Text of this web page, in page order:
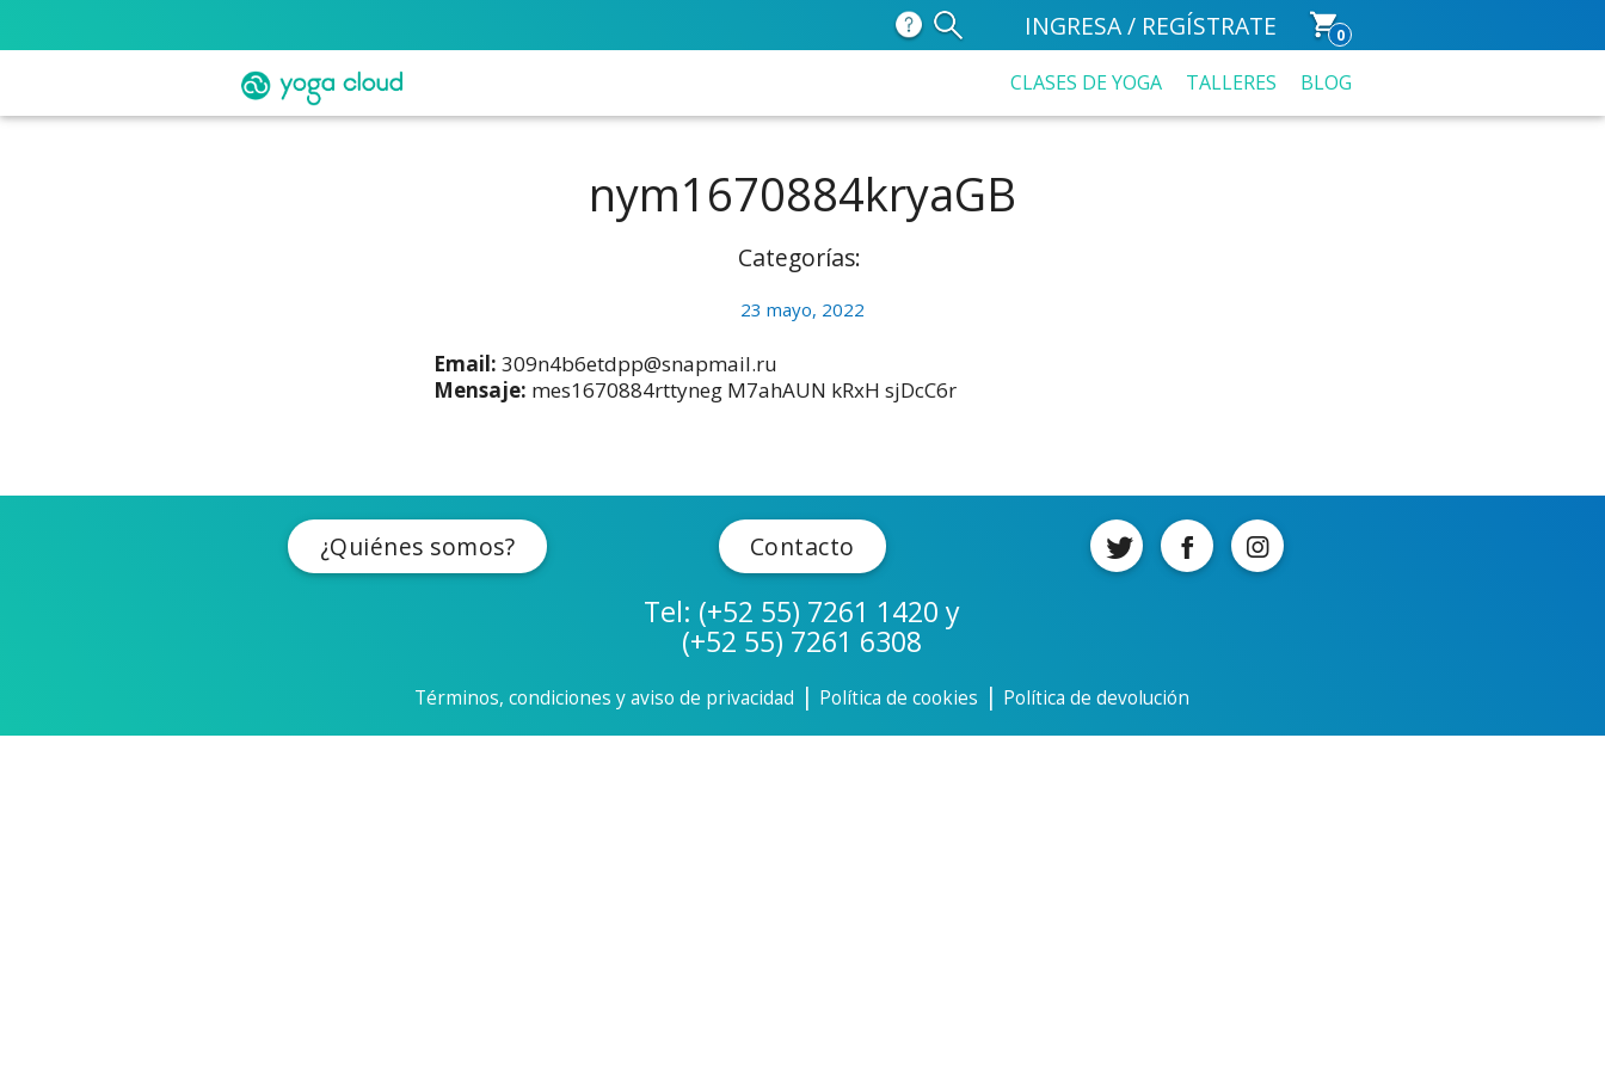
INGRESA / REGÍSTRATE 0
CLASES DE YOGA TALLERES BLOG
nym1670884kryaGB
Categorías:
23 mayo, 2022
Email: 309n4b6etdpp@snapmail.ru
Mensaje: mes1670884rttyneg M7ahAUN kRxH sjDcC6r
¿Quiénes somos? Contacto
Tel: (+52 55) 7261 1420 y
(+52 55) 7261 6308
Términos, condiciones y aviso de privacidad | Política de cookies | Política de devolución